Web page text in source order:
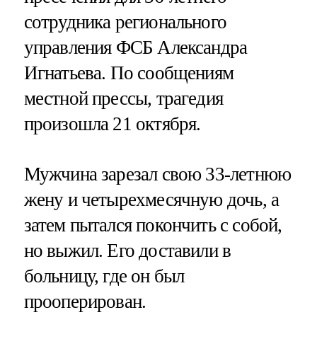
сотрудника регионального
управления ФСБ Александра
Игнатьева. По сообщениям
местной прессы, трагедия
произошла 21 октября.
Мужчина зарезал свою 33-летнюю
жену и четырехмесячную дочь, а
затем пытался покончить с собой,
но выжил. Его доставили в
больницу, где он был
прооперирован.